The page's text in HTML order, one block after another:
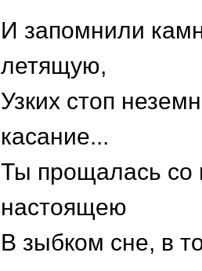
И запомнили
летящую,
Узких стоп
касание...
Ты прощалась
настоящею
В зыбком сне, в